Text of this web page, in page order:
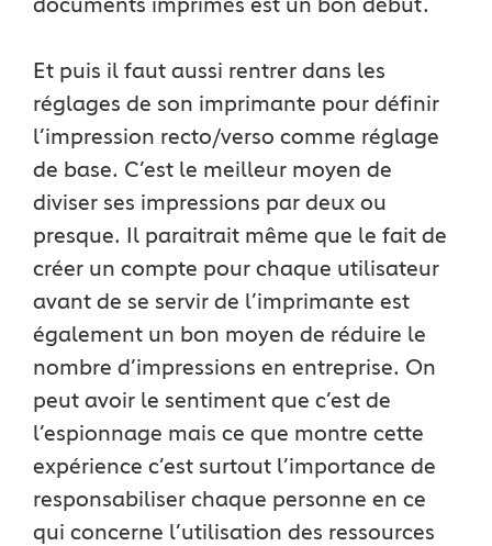
documents imprimés est un bon début.
Et puis il faut aussi rentrer dans les
réglages de son imprimante pour définir
l’impression recto/verso comme réglage
de base. C’est le meilleur moyen de
diviser ses impressions par deux ou
presque. Il paraitrait même que le fait de
créer un compte pour chaque utilisateur
avant de se servir de l’imprimante est
également un bon moyen de réduire le
nombre d’impressions en entreprise. On
peut avoir le sentiment que c’est de
l’espionnage mais ce que montre cette
expérience c’est surtout l’importance de
responsabiliser chaque personne en ce
qui concerne l’utilisation des ressources